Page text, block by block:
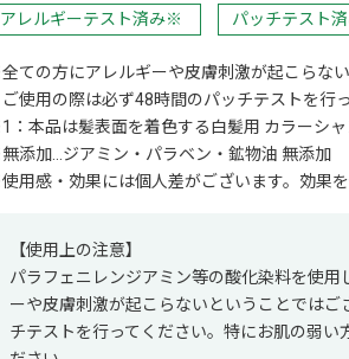
アレルギーテスト済み※ パッチテスト
全ての方にアレルギーや皮膚刺激が起こらな
ご使用の際は必ず48時間のパッチテストを行
1：本品は髪表面を着色する白髪用 カラーシャ
無添加…ジアミン・パラベン・鉱物油 無添加
使用感・効果には個人差がございます。効果
【使用上の注意】
パラフェニレンジアミン等の酸化染料を使
ーや皮膚刺激が起こらないということでは
チテストを行ってください。特にお肌の弱